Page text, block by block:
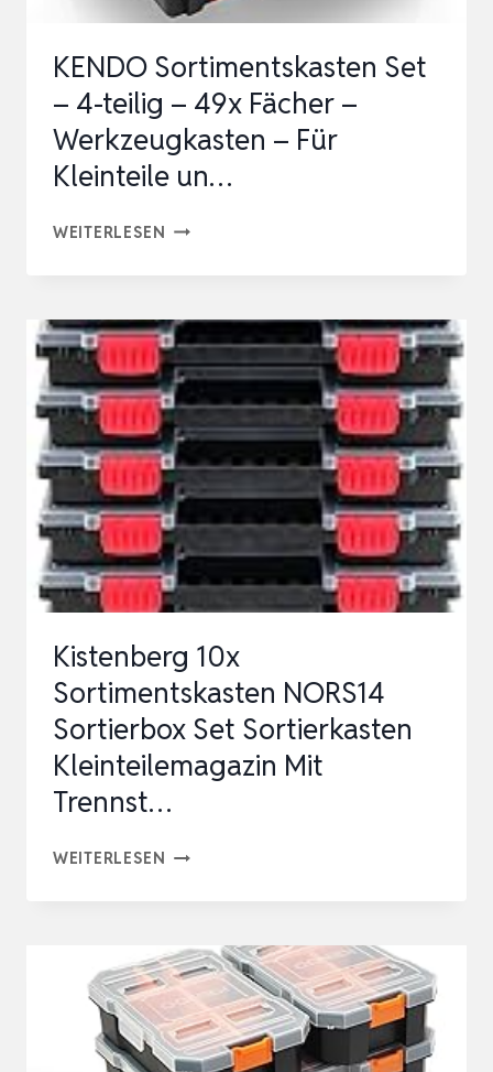
KENDO Sortimentskasten Set
– 4-teilig – 49x Fächer –
Werkzeugkasten – Für
Kleinteile un…
WEITERLESEN KENDO
–
4-
TEILIG
–
49X
FÄCHER
–
WERKZEUGKASTEN
–
KLEINTEILE
UN…
Kistenberg 10x
Sortimentskasten NORS14
Sortierbox Set Sortierkasten
Kleinteilemagazin Mit
Trennst…
WEITERLESEN KISTENBERG
NORS14
SORTIERBOX
SET
SORTIERKASTEN